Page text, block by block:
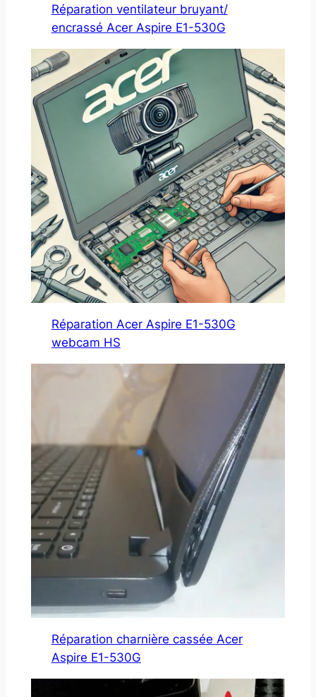
Réparation ventilateur bruyant/
encrassé Acer Aspire E1-530G
Réparation Acer Aspire E1-530G
webcam HS
Réparation charnière cassée Acer
Aspire E1-530G